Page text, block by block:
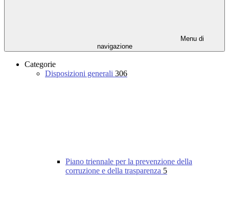
Menu di
navigazione
Categorie
Disposizioni generali 306
Piano triennale per la prevenzione della
corruzione e della trasparenza 5